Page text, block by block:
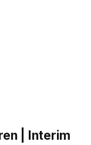
| Interim